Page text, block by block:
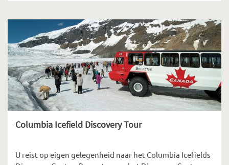
Columbia Icefield Discovery Tour
U reist op eigen gelegenheid naar het Columbia Icefields